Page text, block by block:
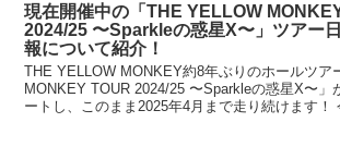
現在開催中の「THE YELLOW
2024/25 〜Sparkleの惑星X〜」ツアー
報について紹介！
THE YELLOW MONKEY約8年ぶりのホールツア
MONKEY TOUR 2024/25 〜Sparkleの惑星X〜」
ートし、このまま2025年4月まで走り続けます！